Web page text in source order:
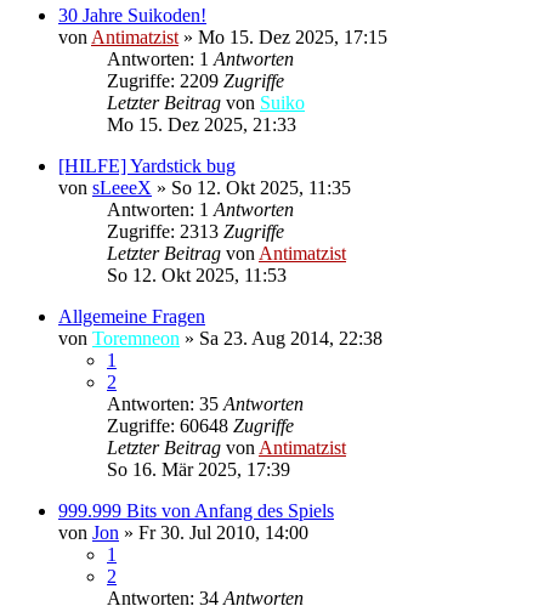
30 Jahre Suikoden!
von Antimatzist » Mo 15. Dez 2025, 17:15
Antworten: 1 Antworten
Zugriffe: 2209 Zugriffe
Letzter Beitrag von Suiko
Mo 15. Dez 2025, 21:33
[HILFE] Yardstick bug
von sLeeeX » So 12. Okt 2025, 11:35
Antworten: 1 Antworten
Zugriffe: 2313 Zugriffe
Letzter Beitrag von Antimatzist
So 12. Okt 2025, 11:53
Allgemeine Fragen
von Toremneon » Sa 23. Aug 2014, 22:38
1
2
Antworten: 35 Antworten
Zugriffe: 60648 Zugriffe
Letzter Beitrag von Antimatzist
So 16. Mär 2025, 17:39
999.999 Bits von Anfang des Spiels
von Jon » Fr 30. Jul 2010, 14:00
1
2
Antworten: 34 Antworten